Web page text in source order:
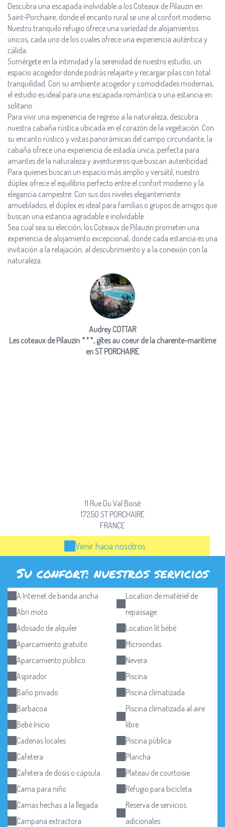
Descubra una escapada inolvidable a los Coteaux de Pilauzin en
Saint-Porchaire, donde el encanto rural se une al confort moderno.
Nuestro tranquilo refugio ofrece una variedad de alojamientos
únicos, cada uno de los cuales ofrece una experiencia auténtica y
cálida.
Sumérgete en la intimidad y la serenidad de nuestro estudio, un
espacio acogedor donde podrás relajarte y recargar pilas con total
tranquilidad. Con su ambiente acogedor y comodidades modernas,
el estudio es ideal para una escapada romántica o una estancia en
solitario.
Para vivir una experiencia de regreso a la naturaleza, descubra
nuestra cabaña rústica ubicada en el corazón de la vegetación. Con
su encanto rústico y vistas panorámicas del campo circundante, la
cabaña ofrece una experiencia de estadía única, perfecta para
amantes de la naturaleza y aventureros que buscan autenticidad.
Para quienes buscan un espacio más amplio y versátil, nuestro
dúplex ofrece el equilibrio perfecto entre el confort moderno y la
elegancia campestre. Con sus dos niveles elegantemente
amueblados, el dúplex es ideal para familias o grupos de amigos que
buscan una estancia agradable e inolvidable.
Sea cual sea su elección, los Coteaux de Pilauzin prometen una
experiencia de alojamiento excepcional, donde cada estancia es una
invitación a la relajación, al descubrimiento y a la conexión con la
naturaleza.
Audrey COTTAR
Les coteaux de Pilauzin
, gîtes au coeur de la charente-maritime
en ST PORCHAIRE
11 Rue Du Val Boisé
17250 ST PORCHAIRE
FRANCE
Venir hacia nosotros
Su confort: nuestros servicios
A Internet de banda ancha
Abri moto
Adosado de alquiler
Aparcamiento gratuito
Aparcamiento público
Aspirador
Baño privado
Barbacoa
Bebé Inicio
Cadenas locales
Cafetera
Cafetera de dosis o cápsula
Cama para niño
Camas hechas a la llegada
Campana extractora
Location de matériel de
repassage
Location lit bébé
Microondas
Nevera
Piscina
Piscina climatizada
Piscina climatizada al aire
libre
Piscina pública
Plancha
Plateau de courtoisie
Refugio para bicicleta
Reserva de servicios
adicionales